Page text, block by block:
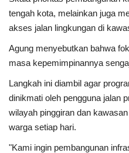
tengah kota, melainkan juga
akses jalan lingkungan di
Agung menyebutkan bahwa
masa kepemimpinannya
Langkah ini diambil agar
dinikmati oleh pengguna jalan
wilayah pinggiran dan
warga setiap hari.
"Kami ingin pembangunan